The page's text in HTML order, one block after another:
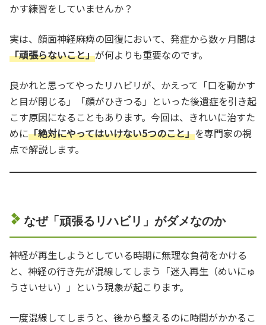
かす練習をしていませんか？
実は、顔面神経麻痺の回復において、発症から数ヶ月間は
「頑張らないこと」が何よりも重要なのです。
良かれと思ってやったリハビリが、かえって「口を動かす
と目が閉じる」「顔がひきつる」といった後遺症を引き起
こす原因になることもあります。今回は、きれいに治すた
めに「絶対にやってはいけない5つのこと」を専門家の視
点で解説します。
なぜ「頑張るリハビリ」がダメなのか
神経が再生しようとしている時期に無理な負荷をかける
と、神経の行き先が混線してしまう「迷入再生（めいにゅ
うさいせい）」という現象が起こります。
一度混線してしまうと、後から整えるのに時間がかかるこ